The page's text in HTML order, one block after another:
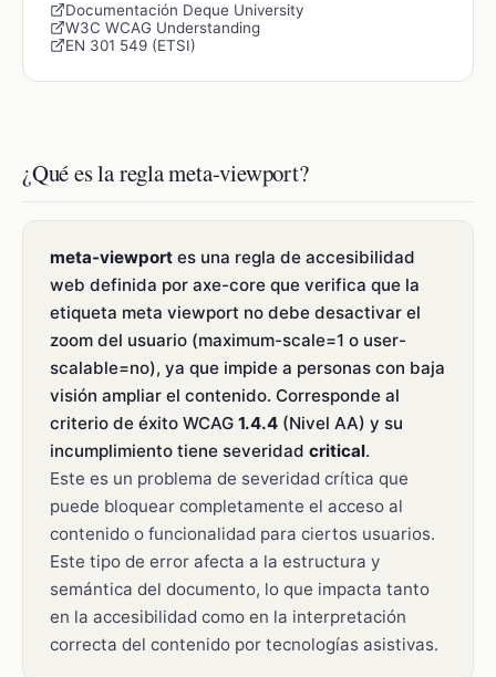
¿Qué es la regla meta-viewport?
meta-viewport es una regla de accesibilidad
web definida por axe-core que verifica que la
etiqueta meta viewport no debe desactivar el
zoom del usuario (maximum-scale=1 o user-
scalable=no), ya que impide a personas con baja
visión ampliar el contenido. Corresponde al
criterio de éxito WCAG 1.4.4 (Nivel AA) y su
incumplimiento tiene severidad critical.
Este es un problema de severidad crítica que
puede bloquear completamente el acceso al
contenido o funcionalidad para ciertos usuarios.
Este tipo de error afecta a la estructura y
semántica del documento, lo que impacta tanto
en la accesibilidad como en la interpretación
correcta del contenido por tecnologías asistivas.
Documentación Deque University
W3C WCAG Understanding
EN 301 549 (ETSI)